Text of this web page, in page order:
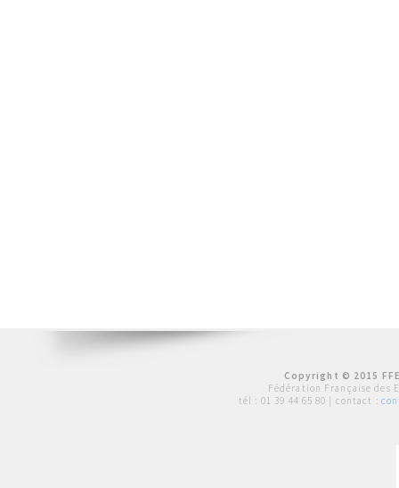
Copyright © 2015
Fédération Française des
tél : 01 39 44 65 80 | contact :